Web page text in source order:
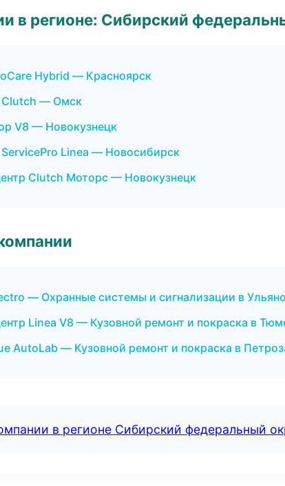
в регионе: Сибирский
Hybrid — Красноярск
Clutch — Омск
V8 — Новокузнецк
ServicePro Linea — Новосибирск
Clutch Моторс — Новокузнецк
— Охранные системы и сигнализации в
Linea V8 — Кузовной ремонт и покраска в
AutoLab — Кузовной ремонт и покраска в
в регионе Сибирский федеральный